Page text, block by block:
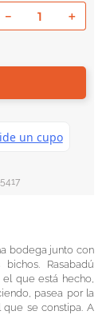
＋
－
bodega junto con
Rasabadú
que está hecho,
pasea por la
que se constipa. A